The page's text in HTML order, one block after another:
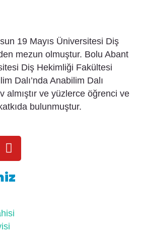
19 Mayıs Üniversitesi Diş
mezun olmuştur. Bolu Abant
Diş Hekimliği Fakültesi
Dalı’nda Anabilim Dalı
almıştır ve yüzlerce öğrenci ve
bulunmuştur.